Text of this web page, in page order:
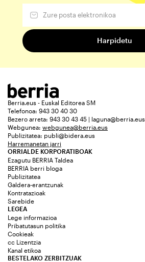
Berria.eus - Euskal Editorea SM
Telefonoa: 943 30 40 30
Bezero arreta: 943 30 43 45 | laguna@berria.eus
Webgunea: webgunea@berria.eus
Publizitatea: publi@bidera.eus
Harremanetan jarri
ORRIALDE KORPORATIBOAK
Ezagutu BERRIA Taldea
BERRIA berri bloga
Publizitatea
Galdera-erantzunak
Kontratazioak
Sarebide
LEGEA
Lege informazioa
Pribatutasun politika
Cookieak
cc Lizentzia
Kanal etikoa
BESTELAKO ZERBITZUAK